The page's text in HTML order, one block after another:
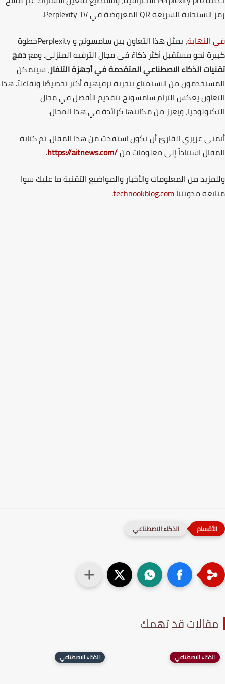
الاستجابة السريعةQRالمعروضة فيPerplexity TV
.
، يمثل هذا التعاون بين سامسونج وPerplexityخطوة
نحو مستقبل أكثر ذكاءً في مجال الترفيه المنزلي. ومعدمج
الذكاء الاصطناعي المتقدمة في أجهزة التلفاز، سيتمكن
من الاستمتاع بتجربة ترفيهية أكثر تخصيصًا وتفاعلاً. هذا
يعكس التزام سامسونج بتقديم الأفضل في مجال
ويعزز من مكانتها كرائدة في هذا المجال.
عزيزي القارئ أن تكون استفدت من هذا المقال. تم كتابة
استناداً إلى معلومات منhttps://aitnews.com/
.
من المعلومات والأخبار والمواضيع التقنية ما عليك سوا
مدونتناtechnookblog.com
.
الذكاء الاصطناعي
قد تهمك
الذكاء الاصطناعي الذكاء الاصطناعي